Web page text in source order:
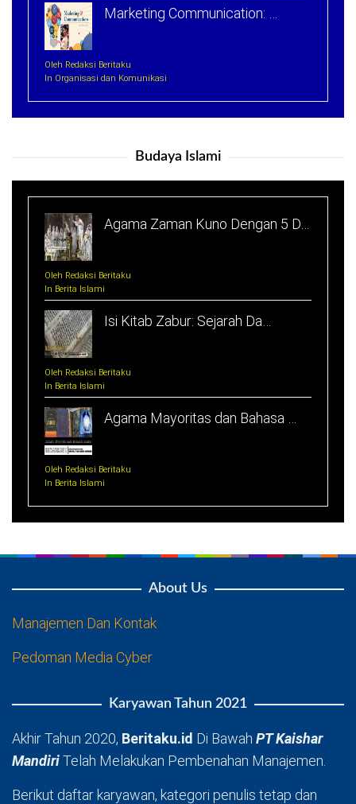
Marketing Communication: …
Oleh Redaksi Beritaku
In Organisasi dan Komunikasi
Budaya Islami
Agama Zaman Kuno Dengan 5 D…
Oleh Redaksi Beritaku
In Berita Islami
Isi Kitab Zabur: Sejarah Da…
Oleh Redaksi Beritaku
In Berita Islami
Agama Mayoritas dan Bahasa …
Oleh Redaksi Beritaku
In Berita Islami
About Us
Manajemen Dan Kontak
Pedoman Media Cyber
Karyawan Tahun 2021
Akhir Tahun 2020, Beritaku.id Di Bawah PT Kaishar
MandiriTelah Melakukan Pembenahan Manajemen.
Berikut daftar karyawan, kategori penulis tetap dan